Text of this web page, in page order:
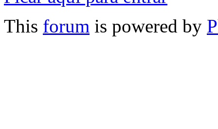
This forum is powered by